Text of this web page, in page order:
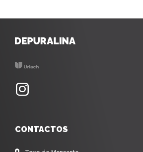
CONTACTOS